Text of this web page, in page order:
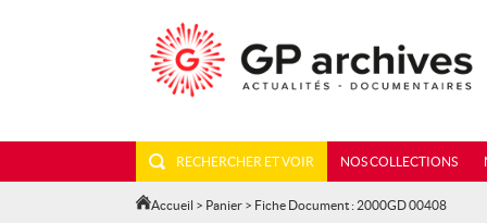
RECHERCHER ET VOIR NOS COLLECTIONS
Accueil > Panier > Fiche Document : 2000GD 00408